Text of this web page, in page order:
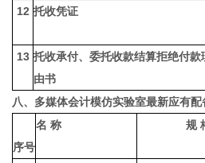
12 托收凭证
13 托收承付、委托收款结算拒绝付款
由书
八、 多媒体会计模仿实验室最新应有配
序号
名 称 规